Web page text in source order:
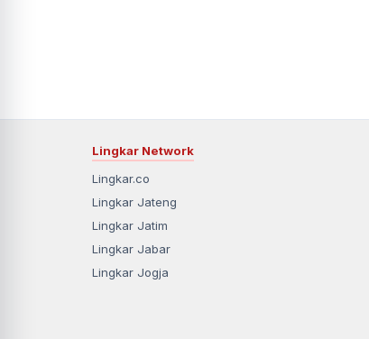
Lingkar Network
Lingkar.co
Lingkar Jateng
Lingkar Jatim
Lingkar Jabar
Lingkar Jogja